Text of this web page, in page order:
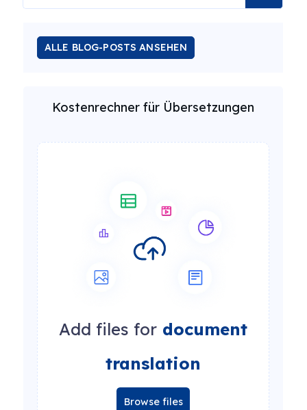
ALLE BLOG-POSTS ANSEHEN
Kostenrechner für Übersetzungen
Add files for document
translation
Browse files